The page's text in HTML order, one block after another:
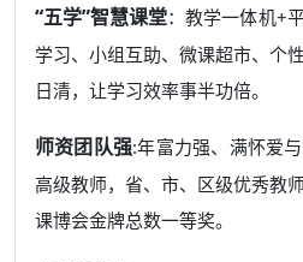
“五学”智慧课堂：教学一体机+
学习、小组互助、微课超市、个
日清，让学习效率事半功倍。
师资团队强:年富力强、满怀爱
高级教师，省、市、区级优秀教
课博会金牌总数一等奖。